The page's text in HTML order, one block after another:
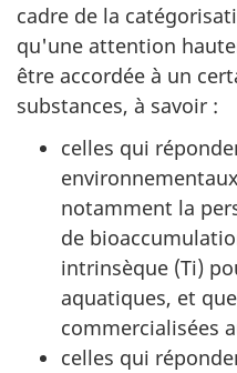
cadre de la
qu'une attention
être accordée à un
substances, à savoir :
celles qui
notamment la
de
intrinsèque (Ti)
aquatiques, et
commercialisées
celles qui